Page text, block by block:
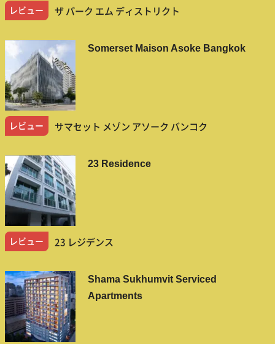
レビュー ザ パーク エム ディストリクト
Somerset Maison Asoke Bangkok
レビュー サマセット メゾン アソーク バンコク
23 Residence
レビュー 23 レジデンス
Shama Sukhumvit Serviced
Apartments